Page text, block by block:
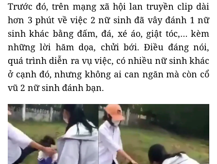
Trước đó, trên mạng xã hội lan truyền clip dài
hơn 3 phút về việc 2 nữ sinh đã vây đánh 1 nữ
sinh khác bằng đấm, đá, xé áo, giật tóc,… kèm
những lời hăm dọa, chửi bới. Điều đáng nói,
quá trình diễn ra vụ việc, có nhiều nữ sinh khác
ở cạnh đó, nhưng không ai can ngăn mà còn cổ
vũ 2 nữ sinh đánh bạn.